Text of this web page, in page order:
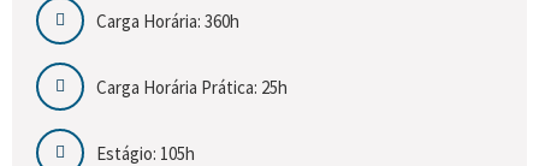
Carga Horária: 360h
Carga Horária Prática: 25h
Estágio: 105h